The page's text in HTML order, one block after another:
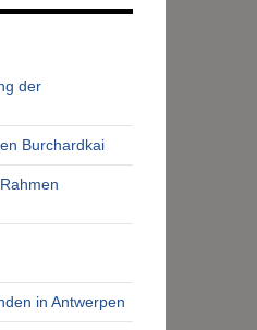
der
Burchardkai
in Antwerpen